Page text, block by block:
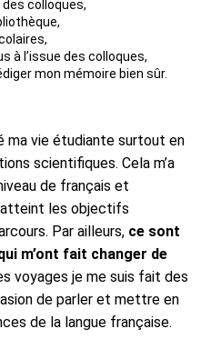
colloques,
à l’issue des colloques,
mon mémoire bien sûr.
vie étudiante surtout en
scientifiques. Cela m’a
de français et
atteint les objectifs
Par ailleurs, ce sont
m’ont fait changer de
voyages je me suis fait des
de parler et mettre en
de la langue française.